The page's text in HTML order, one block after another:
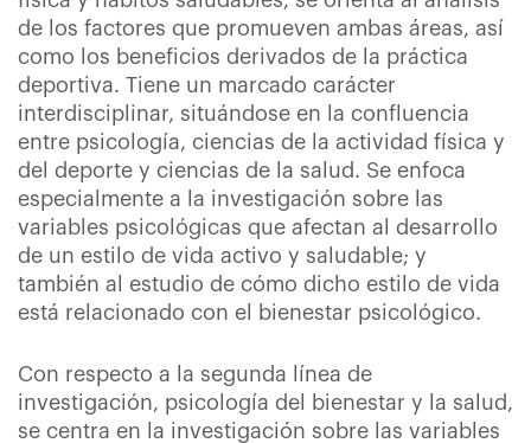
de los factores que promueven ambas áreas, así
como los beneficios derivados de la práctica
deportiva. Tiene un marcado carácter
interdisciplinar, situándose en la confluencia
entre psicología, ciencias de la actividad física y
del deporte y ciencias de la salud. Se enfoca
especialmente a la investigación sobre las
variables psicológicas que afectan al desarrollo
de un estilo de vida activo y saludable; y
también al estudio de cómo dicho estilo de vida
está relacionado con el bienestar psicológico.
Con respecto a la segunda línea de
investigación, psicología del bienestar y la salud,
se centra en la investigación sobre las variables